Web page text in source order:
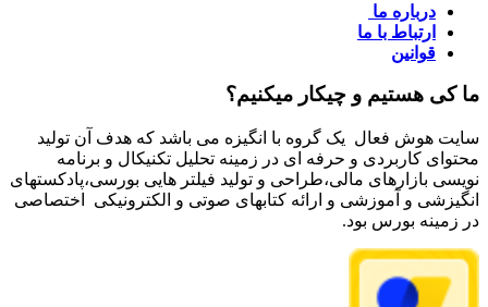
درباره ما
ارتباط با ما
قوانین
ما کی هستیم و چیکار میکنیم؟
سایت هوش فعال یک گروه با انگیزه می باشد که هدف آن تولید
محتوای کاربردی و حرفه ای در زمینه تحلیل تکنیکال و برنامه
نویسی بازارهای مالی،طراحی و تولید فیلتر هایی بورسی،پادکستهای
انگیزشی و آموزشی و ارائه کتابهای صوتی و الکترونیکی اختصاصی
در زمینه بورس بود.